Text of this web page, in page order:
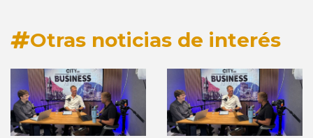
Otras noticias de interés